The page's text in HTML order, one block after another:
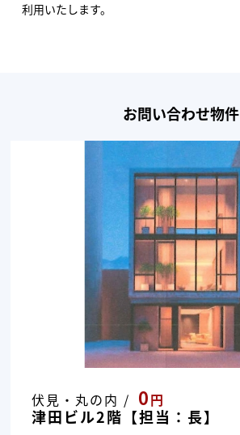
利用いたします。
お問い合わせ物件
伏見・丸の内 / 0円
津田ビル2階【担当：長】